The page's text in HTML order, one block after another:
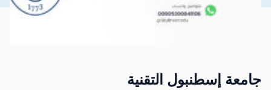
جامعة إسطنبول التقنية